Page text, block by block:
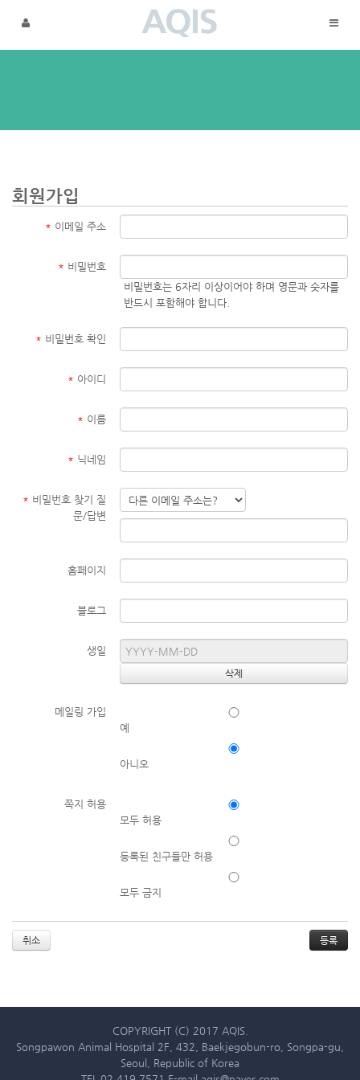
메뉴 건너뛰기
회원가입
* 이메일 주소
* 비밀번호
비밀번호는 6자리 이상이어야 하며 영문과 숫자를
반드시 포함해야 합니다.
* 비밀번호 확인
* 아이디
* 이름
* 닉네임
* 비밀번호 찾기 질
문/답변
홈페이지
블로그
생일
메일링 가입
예
아니오
쪽지 허용
모두 허용
등록된 친구들만 허용
모두 금지
취소
COPYRIGHT (C) 2017 AQIS.
Songpawon Animal Hospital 2F, 432, Baekjegobun-ro, Songpa-gu,
Seoul, Republic of Korea